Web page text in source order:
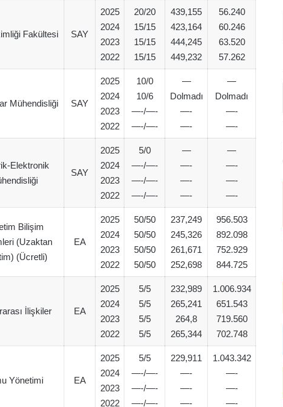
Fakültesi SAY
2025
2024
2023
2022
20/20
15/15
15/15
15/15
439,155
423,164
444,245
449,232
56.240
60.246
63.520
57.262
Mühendisliği SAY
2025
2024
2023
2022
10/0
10/6
—-/—-
—-/—-
—
Dolmadı
—-
—-
—
Dolmadı
—-
—-
Elektronik
SAY
2025
2024
2023
2022
5/0
—-/—-
—-/—-
—-/—-
—
—-
—-
—-
—
—-
—-
—-
Bilişim
(Uzaktan
(Ücretli)
EA
2025
2024
2023
2022
50/50
50/50
50/50
50/50
237,249
245,326
261,671
252,698
956.503
892.098
752.929
844.725
İlişkiler EA
2025
2024
2023
2022
5/5
5/5
5/5
5/5
232,989
265,241
264,8
265,344
1.006.934
651.543
719.560
702.748
Yönetimi EA
2025
2024
2023
2022
5/5
—-/—-
—-/—-
—-/—-
229,911
—-
—-
—-
1.043.342
—-
—-
—-